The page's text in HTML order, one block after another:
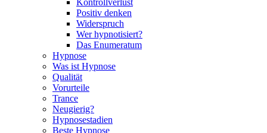
Positiv denken
Widerspruch
Wer hypnotisiert?
Das Enumeratum
Hypnose
Was ist Hypnose
Qualität
Vorurteile
Trance
Neugierig?
Hypnosestadien
Beste Hypnose